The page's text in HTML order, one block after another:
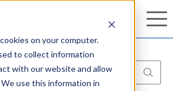
on your computer.
to collect information
with our website and allow
use this information in
Aprenda más